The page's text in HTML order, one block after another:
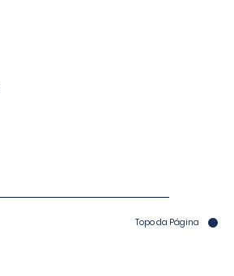
Topo da Página